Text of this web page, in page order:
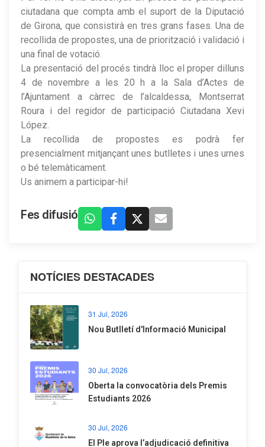
ciutadana que compta amb el suport de la Diputació
de Girona, que consistirà en tres grans fases. Una de
recollida de propostes, una de priorització i validació i
una final de votació.
La presentació del procés tindrà lloc el proper dilluns
4 de novembre a les 20 h a la Sala d’Actes de
l’Ajuntament a càrrec de l’alcaldessa, Montserrat
Roura i del regidor de participació Ciutadana Xevi
López.
La recollida de propostes es podrà fer
presencialment mitjançant unes butlletes i unes urnes
o bé telemàticament.
Us animem a participar-hi!
Fes difusió
NOTÍCIES DESTACADES
31 Jul, 2026
Nou Butlletí d'Informació Municipal
30 Jul, 2026
Oberta la convocatòria dels Premis
Estudiants 2026
30 Jul, 2026
El Ple aprova l’adjudicació definitiva